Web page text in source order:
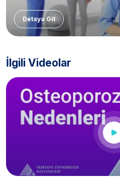
Detaya Git
İlgili Videolar